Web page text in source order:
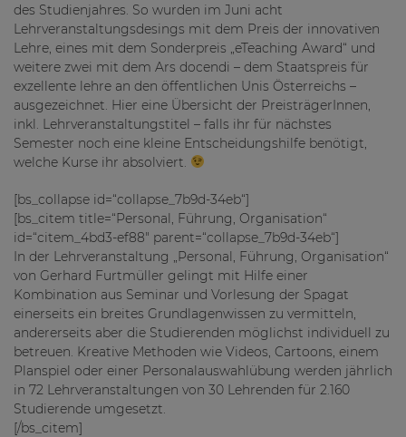
des Studienjahres. So wurden im Juni acht
Lehrveranstaltungsdesings mit dem Preis der innovativen
Lehre, eines mit dem Sonderpreis „eTeaching Award“ und
weitere zwei mit dem Ars docendi – dem Staatspreis für
exzellente lehre an den öffentlichen Unis Österreichs –
ausgezeichnet. Hier eine Übersicht der PreisträgerInnen,
inkl. Lehrveranstaltungstitel – falls ihr für nächstes
Semester noch eine kleine Entscheidungshilfe benötigt,
welche Kurse ihr absolviert.
[bs_collapse id=“collapse_7b9d-34eb“]
[bs_citem title=“Personal, Führung, Organisation“
id=“citem_4bd3-ef88″ parent=“collapse_7b9d-34eb“]
In der Lehrveranstaltung „Personal, Führung, Organisation“
von Gerhard Furtmüller gelingt mit Hilfe einer
Kombination aus Seminar und Vorlesung der Spagat
einerseits ein breites Grundlagenwissen zu vermitteln,
andererseits aber die Studierenden möglichst individuell zu
betreuen. Kreative Methoden wie Videos, Cartoons, einem
Planspiel oder einer Personalauswahlübung werden jährlich
in 72 Lehrveranstaltungen von 30 Lehrenden für 2.160
Studierende umgesetzt.
[/bs_citem]